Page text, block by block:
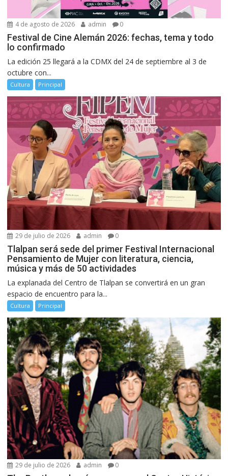
4 de agosto de 2026 admin 0
Festival de Cine Alemán 2026: fechas, tema y todo
lo confirmado
La edición 25 llegará a la CDMX del 24 de septiembre al 3 de
octubre con...
Cultura Principal
29 de julio de 2026 admin 0
Tlalpan será sede del primer Festival Internacional
Pensamiento de Mujer con literatura, ciencia,
música y más de 50 actividades
La explanada del Centro de Tlalpan se convertirá en un gran
espacio de encuentro para la...
Cultura Principal
29 de julio de 2026 admin 0